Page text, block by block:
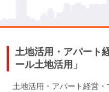
土地活用・アパート
ール土地活用」
土地活用・アパート経営